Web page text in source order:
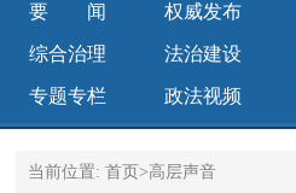
要闻 权威发布
综合治理 法治建设
专题专栏 政法视频
当前位置:首页>高层声音